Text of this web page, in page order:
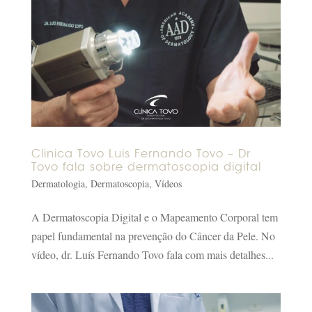
Clinica Tovo Luis Fernando Tovo – Dr
Tovo fala sobre dermatoscopia digital
Dermatologia, Dermatoscopia, Vídeos
A Dermatoscopia Digital e o Mapeamento Corporal tem
papel fundamental na prevenção do Câncer da Pele. No
vídeo, dr. Luís Fernando Tovo fala com mais detalhes...